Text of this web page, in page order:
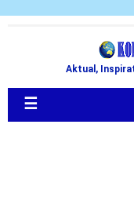
Aktual,
☰